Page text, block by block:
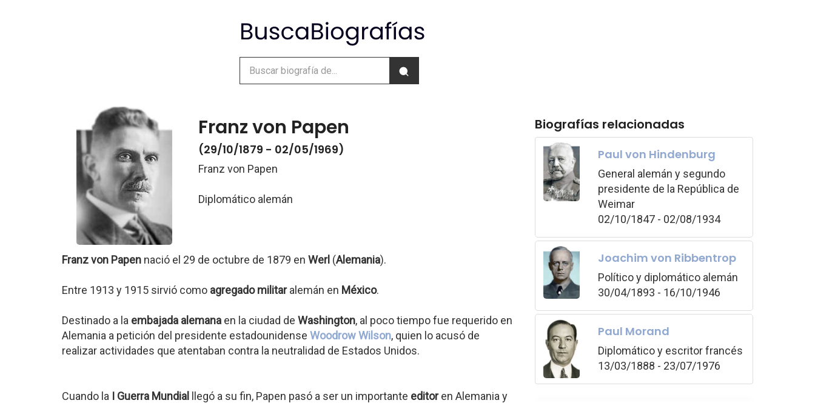
Franz von Papen
(29/10/1879 - 02/05/1969)
Franz von Papen
Diplomático alemán
Franz von Papen nació el 29 de octubre de 1879 en Werl (Alemania).
Entre 1913 y 1915 sirvió como agregado militaralemán en México.
Destinado a la embajada alemana en la ciudad de Washington, al poco tiempo fue requerido en
Alemania a petición del presidente estadounidense Woodrow Wilson, quien lo acusó de
realizar actividades que atentaban contra la neutralidad de Estados Unidos.
Cuando la I Guerra Mundial llegó a su fin, Papen pasó a ser un importante editoren Alemania y
Biografías relacionadas
Paul von Hindenburg
General alemán y segundo
presidente de la República de
Weimar
02/10/1847 - 02/08/1934
Joachim von Ribbentrop
Político y diplomático alemán
30/04/1893 - 16/10/1946
Paul Morand
Diplomático y escritor francés
13/03/1888 - 23/07/1976